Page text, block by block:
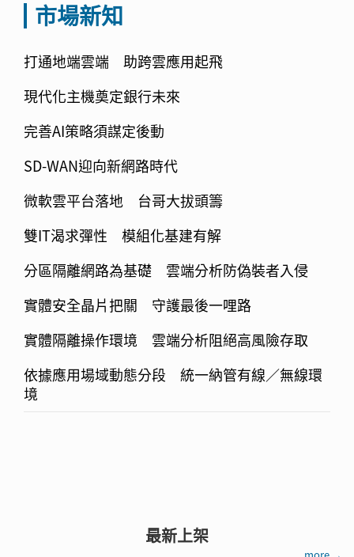
市場新知
打通地端雲端 助跨雲應用起飛
現代化主機奠定銀行未來
完善AI策略須謀定後動
SD-WAN迎向新網路時代
微軟雲平台落地 台哥大拔頭籌
雙IT渴求彈性 模組化基建有解
分區隔離網路為基礎 雲端分析防偽裝者入侵
實體安全晶片把關 守護最後一哩路
實體隔離操作環境 雲端分析阻絕高風險存取
依據應用場域動態分段 統一納管有線／無線環
境
最新上架
more →